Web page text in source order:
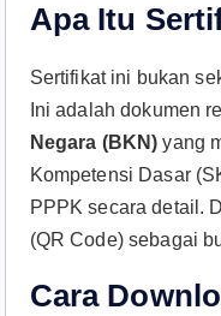
Apa Itu
Sertifikat ini bukan
Ini adalah dokumen
Negara (BKN) yang
Kompetensi Dasar
PPPK secara detail.
(QR Code) sebagai
Cara